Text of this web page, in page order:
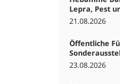
Lepra, Pest
21.08.2026
Öffentliche
23.08.2026